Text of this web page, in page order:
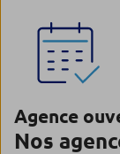
Agence
Nos